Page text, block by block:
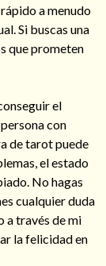
a menudo
Si buscas una
que prometen
el
con
de tarot puede
el estado
No hagas
cualquier duda
a través de mi
la felicidad en